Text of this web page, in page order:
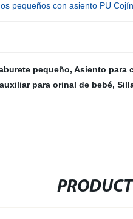
pequeños con asiento PU Cojín
pequeño, Asiento para
para orinal de bebé,